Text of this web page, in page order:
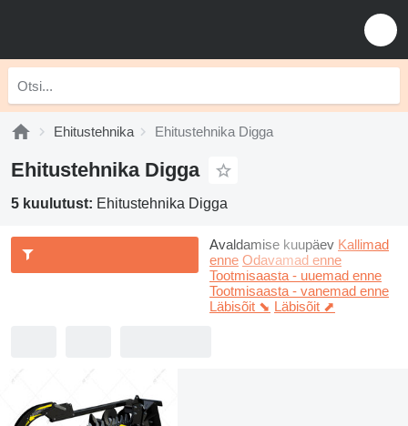
Ehitustehnika Ehitustehnika Digga
Ehitustehnika Digga
5 kuulutust: Ehitustehnika Digga
Avaldamise kuupäev Kallimad
enne Odavamad enne
Tootmisaasta - uuemad enne
Tootmisaasta - vanemad enne
Läbisõit ⬊ Läbisõit ⬈